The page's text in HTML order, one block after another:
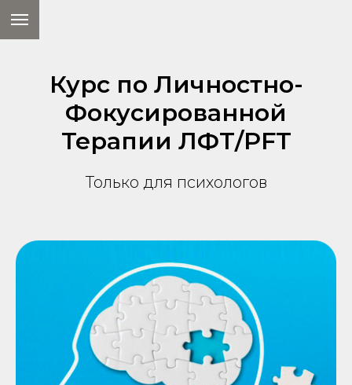
Курс по Личностно-
Фокусированной
Терапии ЛФТ/PFT
Только для психологов